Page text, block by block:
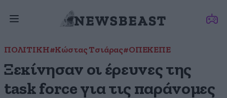
ΠΟΛΙΤΙΚΗ#Κώστας Τσιάρας#ΟΠΕΚΕΠΕ
Ξεκίνησαν οι έρευνες της
task force για τις παράνομες